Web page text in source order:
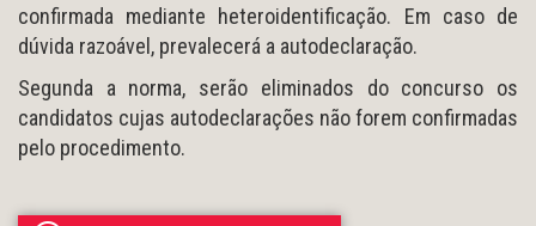
confirmada mediante heteroidentificação. Em caso de
dúvida razoável, prevalecerá a autodeclaração.
Segunda a norma, serão eliminados do concurso os
candidatos cujas autodeclarações não forem confirmadas
pelo procedimento.